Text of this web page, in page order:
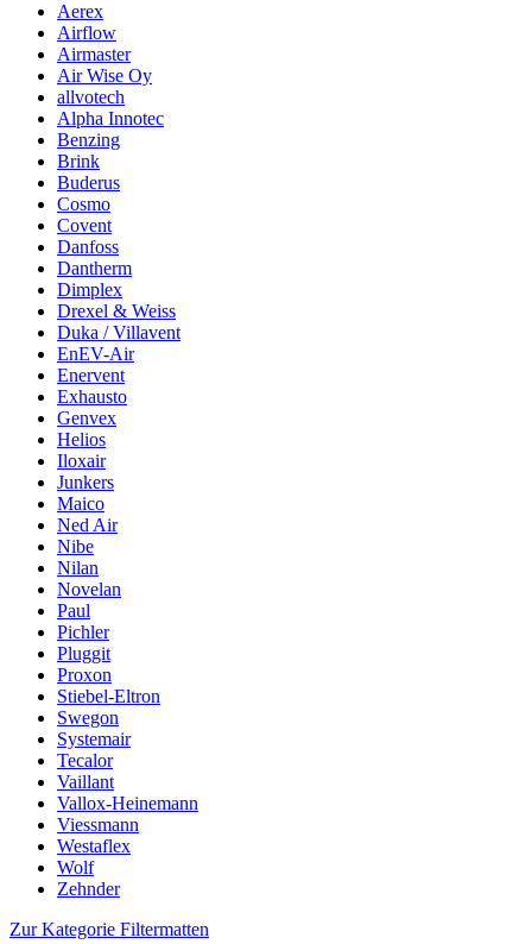
Aerex
Airflow
Airmaster
Air Wise Oy
allvotech
Alpha Innotec
Benzing
Brink
Buderus
Cosmo
Covent
Danfoss
Dantherm
Dimplex
Drexel & Weiss
Duka / Villavent
EnEV-Air
Enervent
Exhausto
Genvex
Helios
Iloxair
Junkers
Maico
Ned Air
Nibe
Nilan
Novelan
Paul
Pichler
Pluggit
Proxon
Stiebel-Eltron
Swegon
Systemair
Tecalor
Vaillant
Vallox-Heinemann
Viessmann
Westaflex
Wolf
Zehnder
Zur Kategorie Filtermatten